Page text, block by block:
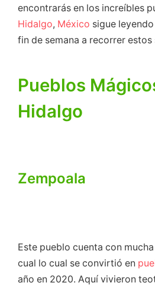
encontrarás en los increíbles
Hidalgo, México sigue
fin de semana a recorrer estos
Pueblos
Hidalgo
Zempoala
Este pueblo cuenta con
cual lo cual se convirtió en
año en 2020. Aquí vivieron